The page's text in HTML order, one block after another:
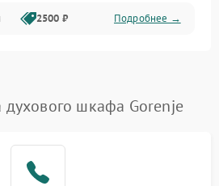
2500 ₽ Подробнее →
духового шкафа Gorenje